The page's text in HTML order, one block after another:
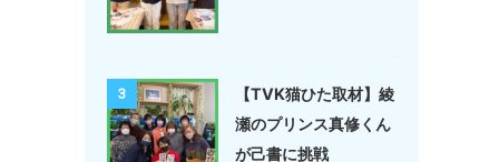
3
【TVK猫ひた取材】綾
瀬のプリンス真修くん
が己書に挑戦